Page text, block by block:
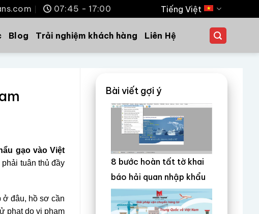
07:45 - 17:00 Tiếng Việt
Blog Trải nghiệm khách hàng Liên Hệ
gạo vào Việt
tuân thủ đầy
ở đâu, hồ sơ cần
phạt do vi phạm
Bài viết gợi ý
8 bước hoàn tất tờ khai
báo hải quan nhập khẩu